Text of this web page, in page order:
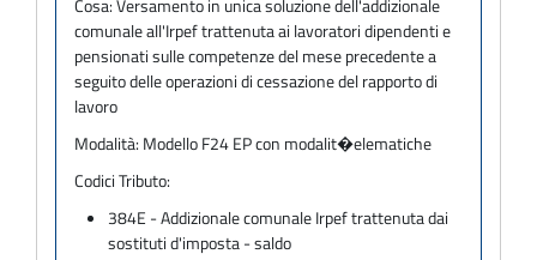
Cosa:Versamento in unica soluzione dell'addizionale
comunale all'Irpef trattenuta ai lavoratori dipendenti e
pensionati sulle competenze del mese precedente a
seguito delle operazioni di cessazione del rapporto di
lavoro
Modalità: Modello F24 EP con modalit�elematiche
Codici Tributo:
384E - Addizionale comunale Irpef trattenuta dai
sostituti d'imposta - saldo